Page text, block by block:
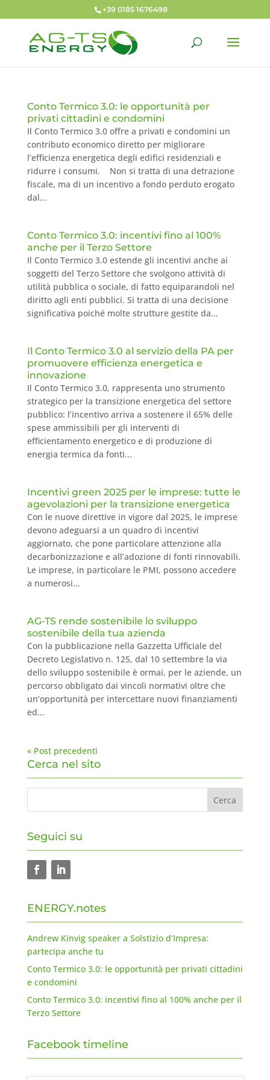
+39 0185 1676498
Conto Termico 3.0: le opportunità per
privati cittadini e condomini
Il Conto Termico 3.0 offre a privati e condomini un
contributo economico diretto per migliorare
l’efficienza energetica degli edifici residenziali e
ridurre i consumi. Non si tratta di una detrazione
fiscale, ma di un incentivo a fondo perduto erogato
dal...
Conto Termico 3.0: incentivi fino al 100%
anche per il Terzo Settore
Il Conto Termico 3.0 estende gli incentivi anche ai
soggetti del Terzo Settore che svolgono attività di
utilità pubblica o sociale, di fatto equiparandoli nel
diritto agli enti pubblici. Si tratta di una decisione
significativa poiché molte strutture gestite da...
Il Conto Termico 3.0 al servizio della PA per
promuovere efficienza energetica e
innovazione
Il Conto Termico 3.0, rappresenta uno strumento
strategico per la transizione energetica del settore
pubblico: l’incentivo arriva a sostenere il 65% delle
spese ammissibili per gli interventi di
efficientamento energetico e di produzione di
energia termica da fonti...
Incentivi green 2025 per le imprese: tutte le
agevolazioni per la transizione energetica
Con le nuove direttive in vigore dal 2025, le imprese
devono adeguarsi a un quadro di incentivi
aggiornato, che pone particolare attenzione alla
decarbonizzazione e all’adozione di fonti rinnovabili.
Le imprese, in particolare le PMI, possono accedere
a numerosi...
AG-TS rende sostenibile lo sviluppo
sostenibile della tua azienda
Con la pubblicazione nella Gazzetta Ufficiale del
Decreto Legislativo n. 125, dal 10 settembre la via
dello sviluppo sostenibile è ormai, per le aziende, un
percorso obbligato dai vincoli normativi oltre che
un’opportunità per intercettare nuovi finanziamenti
ed...
« Post precedenti
Cerca nel sito
Seguici su
ENERGY.notes
Andrew Kinvig speaker a Solstizio d’Impresa:
partecipa anche tu
Conto Termico 3.0: le opportunità per privati cittadini
e condomini
Conto Termico 3.0: incentivi fino al 100% anche per il
Terzo Settore
Facebook timeline